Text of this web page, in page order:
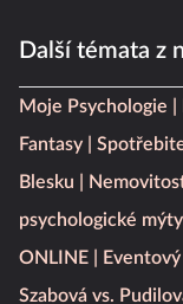
Další témata z
Moje Psychologie
Fantasy
Blesku
psychologické mýty
ONLINE
Szabová vs.